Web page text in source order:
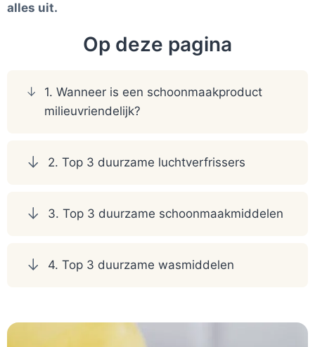
alles uit.
Op deze pagina
1. Wanneer is een schoonmaakproduct
milieuvriendelijk?
2. Top 3 duurzame luchtverfrissers
3. Top 3 duurzame schoonmaakmiddelen
4. Top 3 duurzame wasmiddelen